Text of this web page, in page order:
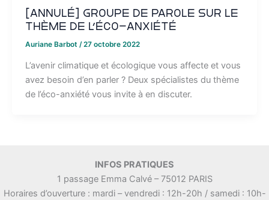
[ANNULÉ] Groupe de parole sur le
thème de l’éco-anxiété
Auriane Barbot /27 octobre 2022
L’avenir climatique et écologique vous affecte et vous
avez besoin d’en parler ? Deux spécialistes du thème
de l’éco-anxiété vous invite à en discuter.
INFOS PRATIQUES
1 passage Emma Calvé – 75012 PARIS
Horaires d’ouverture : mardi – vendredi : 12h-20h / samedi : 10h-